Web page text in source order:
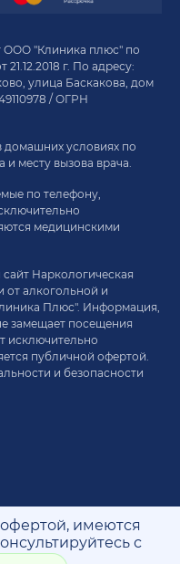
ООО "Клиника плюс" по
г. По адресу:
улица Баскакова, дом
/ ОГРН
условиях по
и месту вызова врача.
по телефону,
медицинскими
Наркологическая
от алкогольной и
Плюс". Информация,
замещает посещения
исключительно
публичной офертой.
и безопасности
имеются
с